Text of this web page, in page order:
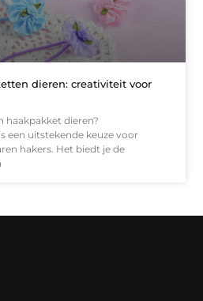
dieren: creativiteit voor
haakpakket dieren?
een uitstekende keuze voor
hakers. Het biedt je de